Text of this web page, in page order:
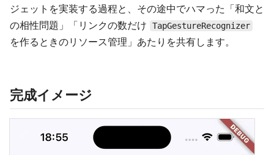
ジェットを実装する過程と、その途中でハマった「和文と
の相性問題」「リンクの数だけ
TapGestureRecognizer
を作るときのリソース管理」あたりを共有します。
完成イメージ